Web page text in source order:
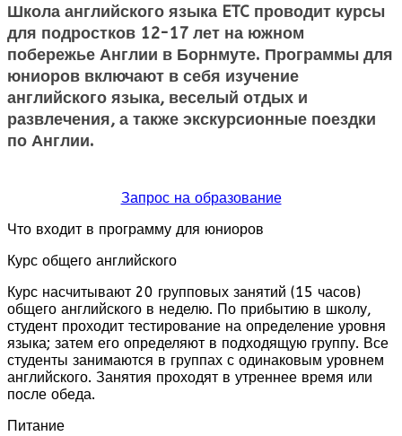
Школа английского языка ETC проводит курсы
для подростков 12-17 лет на южном
побережье Англии в Борнмуте. Программы для
юниоров включают в себя изучение
английского языка, веселый отдых и
развлечения, а также экскурсионные поездки
по Англии.
Запрос на образование
Что входит в программу для юниоров
Курс общего английского
Курс насчитывают 20 групповых занятий (15 часов)
общего английского в неделю. По прибытию в школу,
студент проходит тестирование на определение уровня
языка; затем его определяют в подходящую группу. Все
студенты занимаются в группах с одинаковым уровнем
английского. Занятия проходят в утреннее время или
после обеда.
Питание